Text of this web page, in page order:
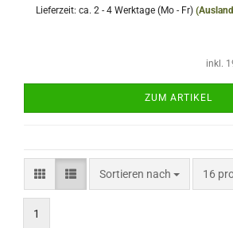
Lieferzeit: ca. 2 - 4 Werktage (Mo - Fr)
inkl.
ZUM ARTIKEL
Sortieren nach
Sortieren nach 16
pro
1